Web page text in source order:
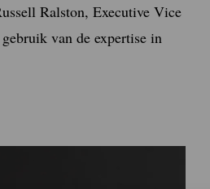
Ralston, Executive Vice
van de expertise in